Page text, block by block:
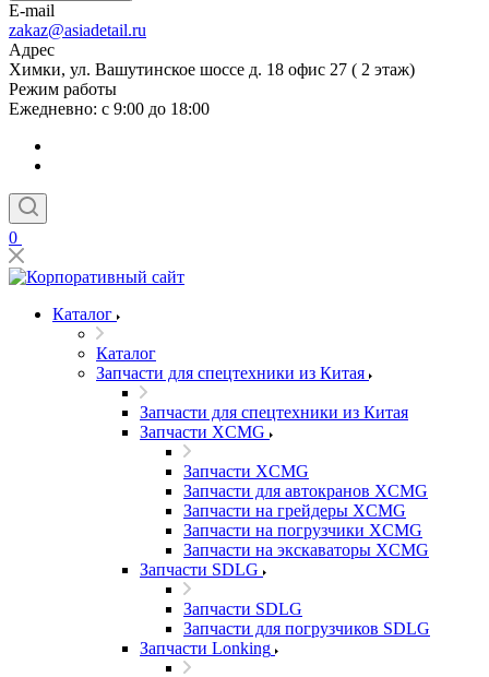
E-mail
zakaz@asiadetail.ru
Адрес
Химки, ул. Вашутинское шоссе д. 18 офис 27 ( 2 этаж)
Режим работы
Ежедневно: с 9:00 до 18:00
0
Каталог
Каталог
Запчасти для спецтехники из Китая
Запчасти для спецтехники из Китая
Запчасти XCMG
Запчасти XCMG
Запчасти для автокранов XCMG
Запчасти на грейдеры XCMG
Запчасти на погрузчики XCMG
Запчасти на экскаваторы XCMG
Запчасти SDLG
Запчасти SDLG
Запчасти для погрузчиков SDLG
Запчасти Lonking